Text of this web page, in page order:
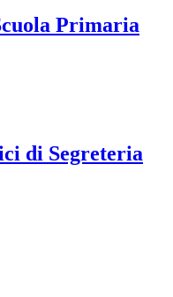
Primaria
di Segreteria